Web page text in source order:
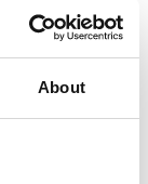
About